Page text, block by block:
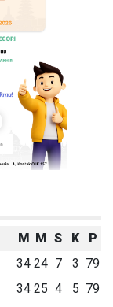
M M S K
P
34 24 7 3 79
34 25 4 5 79